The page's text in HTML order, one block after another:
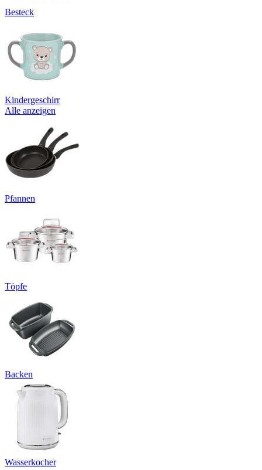
Besteck
Kindergeschirr
Alle anzeigen
Pfannen
Töpfe
Backen
Wasserkocher